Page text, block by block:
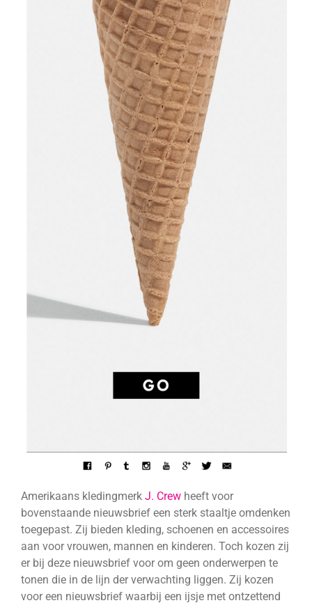
Amerikaans kledingmerk J. Crew heeft voor
bovenstaande nieuwsbrief een sterk staaltje omdenken
toegepast. Zij bieden kleding, schoenen en accessoires
aan voor vrouwen, mannen en kinderen. Toch kozen zij
er bij deze nieuwsbrief voor om geen onderwerpen te
tonen die in de lijn der verwachting liggen. Zij kozen
voor een nieuwsbrief waarbij een ijsje met ontzettend